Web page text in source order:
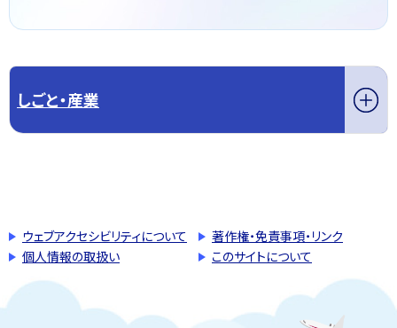
しごと・産業
ウェブアクセシビリティについて
著作権・免責事項・リンク
個人情報の取扱い
このサイトについて